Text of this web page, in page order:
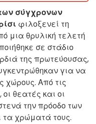
σύγχρονων
φιλοξενεί τη
μια θρυλική τελετή
σε στάδιο
της πρωτεύουσας,
για να
χώρους. Από τις
θεατές και οι
την πρόοδο των
τα χρώματά τους.